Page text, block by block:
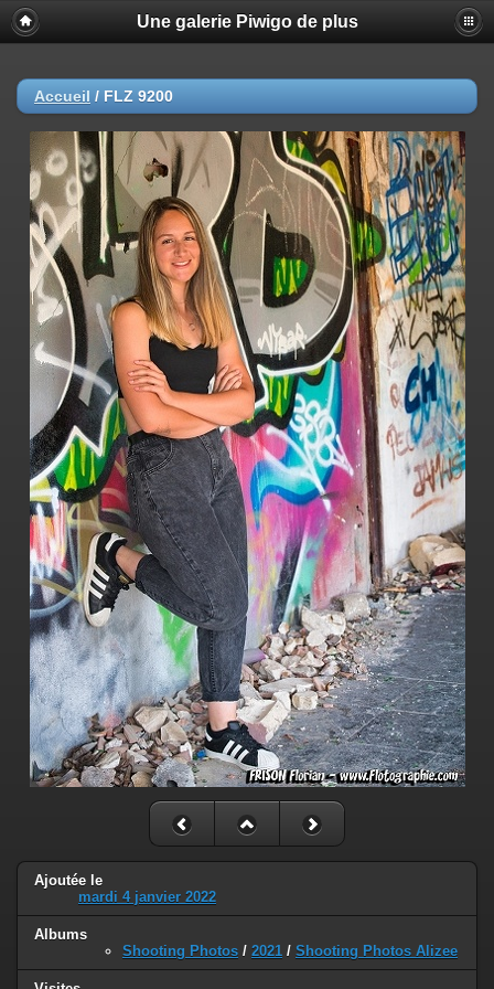
Une galerie Piwigo de plus
Accueil / FLZ 9200
Ajoutée le
mardi 4 janvier 2022
Albums
Shooting Photos / 2021 / Shooting Photos Alizee